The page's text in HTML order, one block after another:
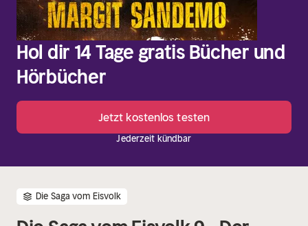
Hol dir 14 Tage gratis Bücher und
Hörbücher
Jetzt kostenlos testen
Jederzeit kündbar
Die Saga vom Eisvolk